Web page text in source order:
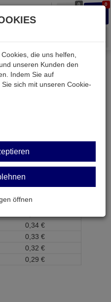
0 0
passiv
1600V
RM15 Tol:±5%
Preis je Stück
0, 34 €
0, 33 €
0, 32 €
0, 29 €
die uns helfen,
unseren Kunden den
Indem Sie auf
sich mit unseren Cookie-
öffnen